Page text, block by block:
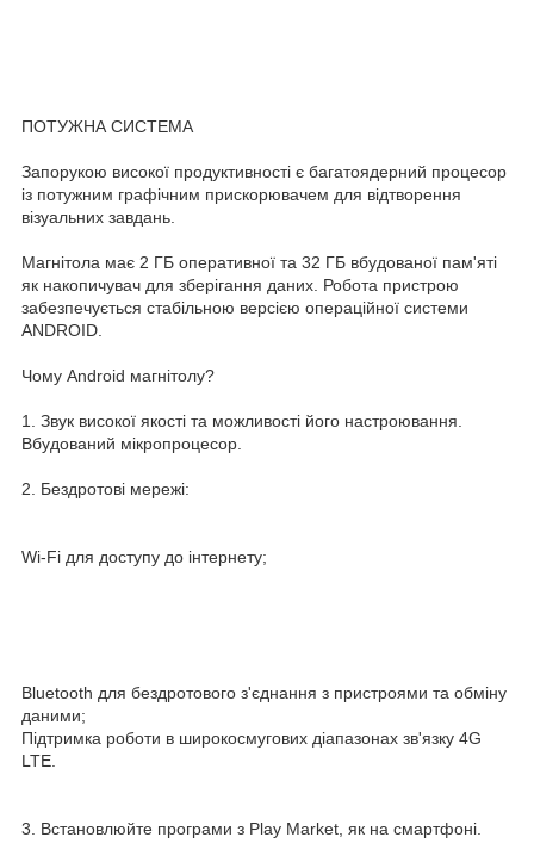
ПОТУЖНА СИСТЕМА
Запорукою високої продуктивності є багатоядерний процесор
із потужним графічним прискорювачем для відтворення
візуальних завдань.
Магнітола має 2 ГБ оперативної та 32 ГБ вбудованої пам'яті
як накопичувач для зберігання даних. Робота пристрою
забезпечується стабільною версією операційної системи
ANDROID.
Чому Android магнітолу?
1. Звук високої якості та можливості його настроювання.
Вбудований мікропроцесор.
2. Бездротові мережі:
Wi-Fi для доступу до інтернету;
Bluetooth для бездротового з'єднання з пристроями та обміну
даними;
Підтримка роботи в широкосмугових діапазонах зв'язку 4G
LTE.
3. Встановлюйте програми з Play Market, як на смартфоні.